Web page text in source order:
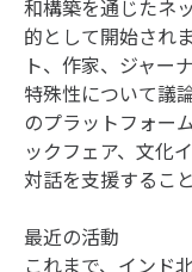
和構築を通じたネ
的として開始され
ト、作家、ジャー
特殊性について議
のプラットフォー
ックフェア、文化
対話を支援するこ
最近の活動
これまで、インド